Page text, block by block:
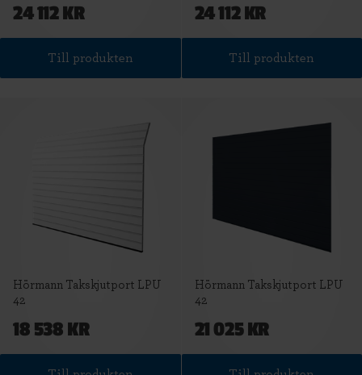
24 112 KR
Till produkten
24 112 KR
Till produkten
Hörmann Takskjutport LPU
42
18 538 KR
Hörmann Takskjutport LPU
42
21 025 KR